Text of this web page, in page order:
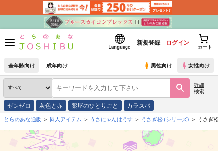
Language
新規登録 ログイン
カート
全年齢向け 成年向け 男性向け 女性向け
詳細
検索
ゼンゼロ 灰色と赤 薬屋のひとりごと カラスバ
とらのあな通販 同人アイテム うさにゃんはうす うさぎ松 (シリーズ) うさぎ